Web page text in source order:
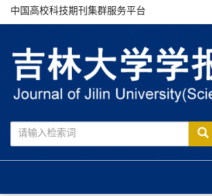
中国高校科技期刊集群服务平台